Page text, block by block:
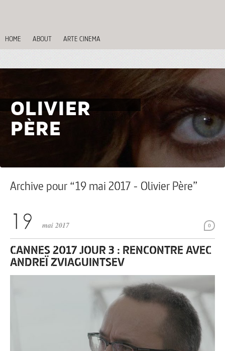
HOME ABOUT ARTE CINEMA
OLIVIER
PÈRE
Archive pour “19 mai 2017 - Olivier Père”
0
mai 2017
CANNES 2017 JOUR 3 : RENCONTRE AVEC
ANDREÏ ZVIAGUINTSEV